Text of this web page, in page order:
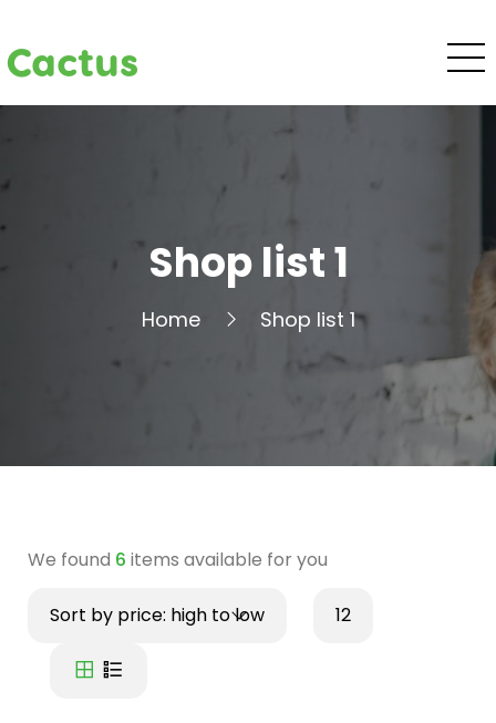
Cactus
Shop list 1
Home Shop list 1
We found 6 items available for you
Sort by price: high to low 12